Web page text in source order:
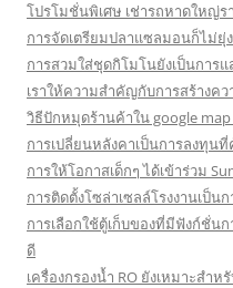
โปรโมชั่นพิเศษ เช่ารถหาดใหญ่
การจัดเตรียมปลาแซลมอนก็ไม่ยุ่
การสวมใส่ชุดกิโมโนยังเป็นการแ
เราให้ความสำคัญกับการสร้างค
วิธีปักหมุดร้านค้าใน google
การเปลี่ยนหลังคาเป็นการลงทุน
การให้โอกาสเด็กๆ ได้เข้าร่วม
การติดตั้งโซล่าเซลล์โรงงานเป็น
การเลือกใช้ตู้เก็บของที่มีฟังก์ชั่น
ดี
เครื่องกรองน้ำ RO ยังเหมาะสำห